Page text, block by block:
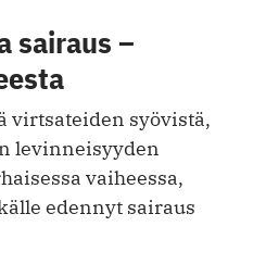
sairaus –
virtsateiden syövistä,
levinneisyyden
vaiheessa,
edennyt sairaus